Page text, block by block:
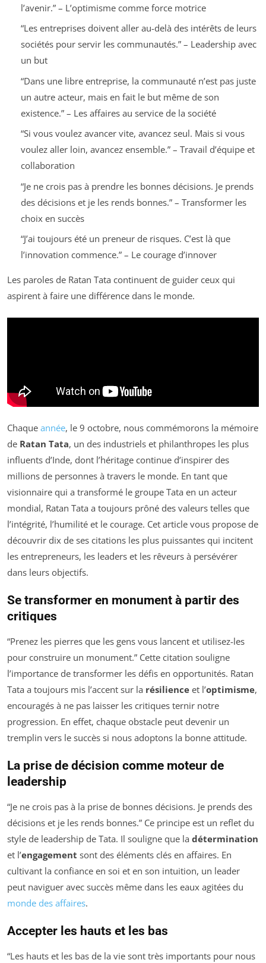
l’avenir.” – L’optimisme comme force motrice
“Les entreprises doivent aller au-delà des intérêts de leurs
sociétés pour servir les communautés.” – Leadership avec
un but
“Dans une libre entreprise, la communauté n’est pas juste
un autre acteur, mais en fait le but même de son
existence.” – Les affaires au service de la société
“Si vous voulez avancer vite, avancez seul. Mais si vous
voulez aller loin, avancez ensemble.” – Travail d’équipe et
collaboration
“Je ne crois pas à prendre les bonnes décisions. Je prends
des décisions et je les rends bonnes.” – Transformer les
choix en succès
“J’ai toujours été un preneur de risques. C’est là que
l’innovation commence.” – Le courage d’innover
Les paroles de Ratan Tata continuent de guider ceux qui
aspirent à faire une différence dans le monde.
Chaque année, le 9 octobre, nous commémorons la mémoire
de Ratan Tata, un des industriels et philanthropes les plus
influents d’Inde, dont l’héritage continue d’inspirer des
millions de personnes à travers le monde. En tant que
visionnaire qui a transformé le groupe Tata en un acteur
mondial, Ratan Tata a toujours prôné des valeurs telles que
l’intégrité, l’humilité et le courage. Cet article vous propose de
découvrir dix de ses citations les plus puissantes qui incitent
les entrepreneurs, les leaders et les rêveurs à persévérer
dans leurs objectifs.
Se transformer en monument à partir des
critiques
“Prenez les pierres que les gens vous lancent et utilisez-les
pour construire un monument.” Cette citation souligne
l’importance de transformer les défis en opportunités. Ratan
Tata a toujours mis l’accent sur la résilience et l’optimisme,
encouragés à ne pas laisser les critiques ternir notre
progression. En effet, chaque obstacle peut devenir un
tremplin vers le succès si nous adoptons la bonne attitude.
La prise de décision comme moteur de
leadership
“Je ne crois pas à la prise de bonnes décisions. Je prends des
décisions et je les rends bonnes.” Ce principe est un reflet du
style de leadership de Tata. Il souligne que la détermination
et l’engagement sont des éléments clés en affaires. En
cultivant la confiance en soi et en son intuition, un leader
peut naviguer avec succès même dans les eaux agitées du
monde des affaires.
Accepter les hauts et les bas
“Les hauts et les bas de la vie sont très importants pour nous